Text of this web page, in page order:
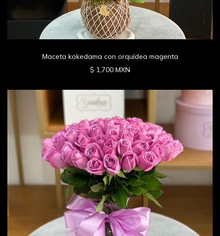
Maceta kokedama con orquídea magenta
$ 1,700 MXN